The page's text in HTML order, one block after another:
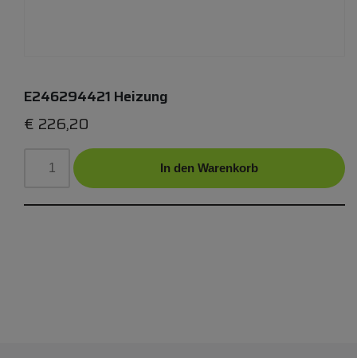
E246294421 Heizung
€ 226,20
In den Warenkorb